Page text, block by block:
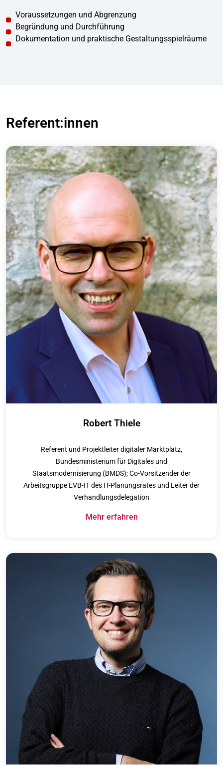
Voraussetzungen und Abgrenzung
Begründung und Durchführung
Dokumentation und praktische Gestaltungsspielräume
Referent:innen
Robert Thiele
Referent und Projektleiter digitaler Marktplatz,
Bundesministerium für Digitales und
Staatsmodernisierung (BMDS); Co-Vorsitzender der
Arbeitsgruppe EVB-IT des IT-Planungsrates und Leiter der
Verhandlungsdelegation
Mehr erfahren